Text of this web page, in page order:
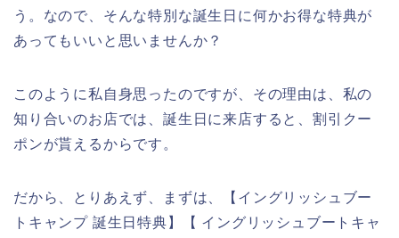
う。なので、そんな特別な誕生日に何かお得な特典が
あってもいいと思いませんか？
このように私自身思ったのですが、その理由は、私の
知り合いのお店では、誕生日に来店すると、割引クー
ポンが貰えるからです。
だから、とりあえず、まずは、【イングリッシュブー
トキャンプ 誕生日特典】【 イングリッシュブートキャ